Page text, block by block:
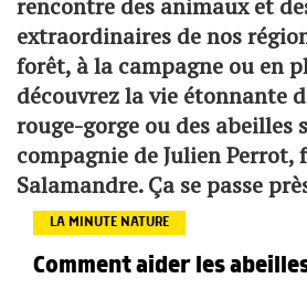
rencontre des animaux et
extraordinaires de nos
forêt, à la campagne ou en
découvrez la vie étonnante
rouge-gorge ou des abeilles
compagnie de Julien Perrot,
Salamandre. Ça se passe
LA MINUTE NATURE
Comment aider les